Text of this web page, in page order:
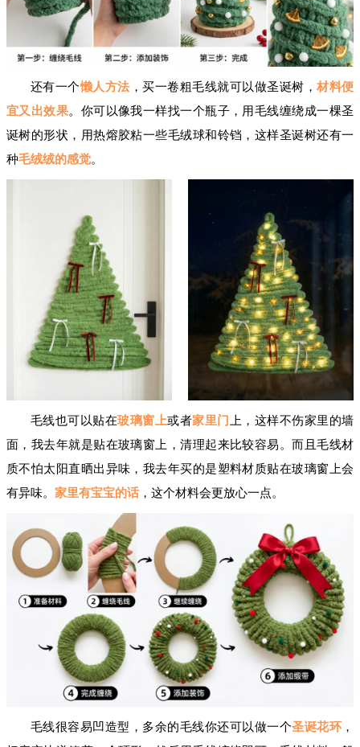
还有一个懒人方法 ，买一卷粗毛线就可以做圣诞树，材料便
宜又出效果。你可以像我一样找一个瓶子，用毛线缠绕成一棵圣
诞树的形状，用热熔胶粘一些毛绒球和铃铛，这样圣诞树还有一
种毛绒绒的感觉。
毛线也可以贴在玻璃窗上或者家里门 上，这样不伤家里的墙
面，我去年就是贴在玻璃窗上，清理起来比较容易。而且毛线材
质不怕太阳直晒出异味，我去年买的是塑料材质贴在玻璃窗上会
有异味。 家里有宝宝的话 ，这个材料会更放心一点。
毛线很容易凹造型，多余的毛线你还可以做一个圣诞花环 ，